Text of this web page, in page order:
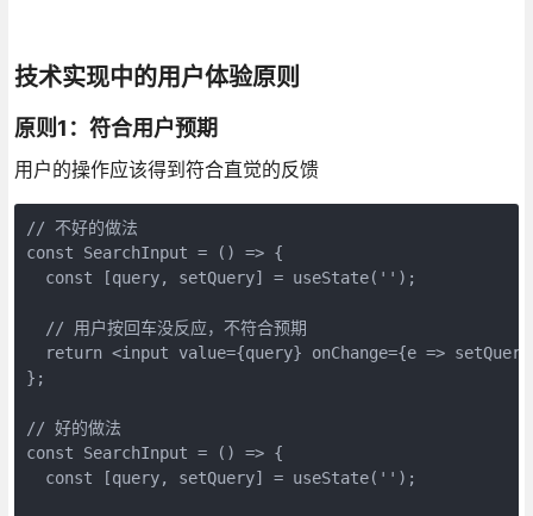
技术实现中的用户体验原则
原则1：符合用户预期
用户的操作应该得到符合直觉的反馈
// 不好的做法
const SearchInput = () => {
  const [query, setQuery] = useState('');
  // 用户按回车没反应，不符合预期
return <input value={query} onChange={e =>
};
// 好的做法
const SearchInput = () => {
  const [query, setQuery] = useState('');